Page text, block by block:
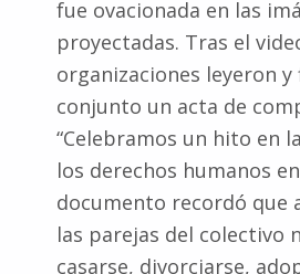
fue ovacionada en las
proyectadas. Tras el
organizaciones leyeron
conjunto un acta de
“Celebramos un hito en
los derechos humanos
documento recordó que
las parejas del colectivo
casarse, divorciarse,